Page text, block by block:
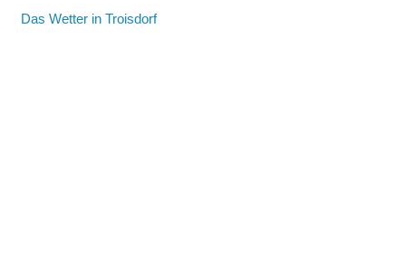
Das Wetter in Troisdorf